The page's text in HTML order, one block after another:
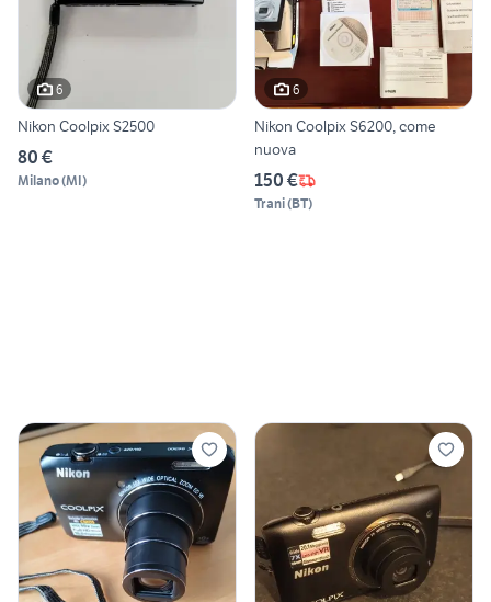
6
Nikon Coolpix S2500
80 €
Milano(MI)
6
Nikon Coolpix S6200, come
nuova
150 €
Trani(BT)